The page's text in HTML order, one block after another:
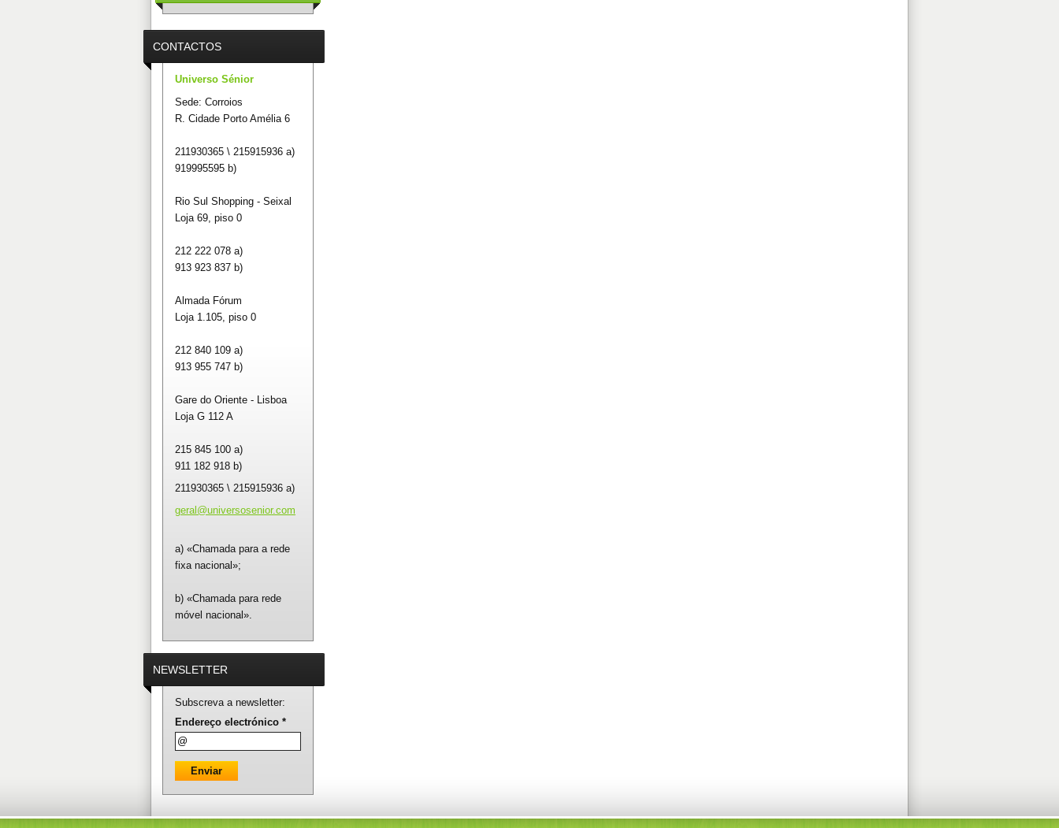
CONTACTOS
Universo Sénior
Sede: Corroios
R. Cidade Porto Amélia 6
211930365 \ 215915936 a)
919995595 b)
Rio Sul Shopping - Seixal
Loja 69, piso 0
212 222 078 a)
913 923 837 b)
Almada Fórum
Loja 1.105, piso 0
212 840 109 a)
913 955 747 b)
Gare do Oriente - Lisboa
Loja G 112 A
215 845 100 a)
911 182 918 b)
211930365 \ 215915936 a)
geral@universosenior.com
a) «Chamada para a rede
fixa nacional»;
b) «Chamada para rede
móvel nacional».
NEWSLETTER
Subscreva a newsletter:
Endereço electrónico *